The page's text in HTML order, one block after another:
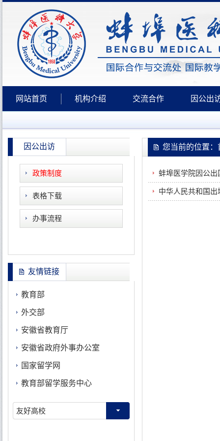
网站首页 机构介绍 交流合作 因公出
因公出访
政策制度
表格下载
办事流程
友情链接
教育部
外交部
安徽省教育厅
安徽省政府外事办公室
国家留学网
教育部留学服务中心
友好高校
您当前的位置：
蚌埠医学院因公
中华人民共和国出